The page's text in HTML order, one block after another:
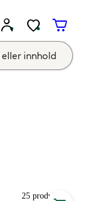
25 produkter